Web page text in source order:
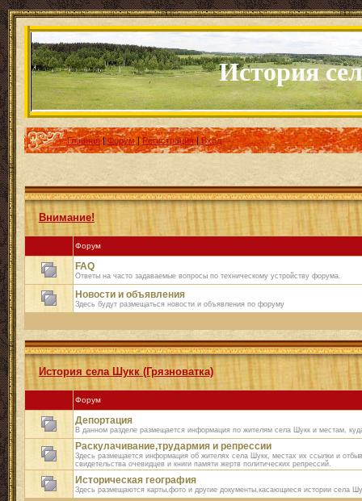
История села
Главная|Форум|Регистрация|Вход
Внимание!
Форум
FAQ
Ответы на часто задаваемые вопросы по техническому устройству форума.
Новости и объявления
Здесь будут размещаться новости и объявления по форуму
История села Шукк (Грязноватка)
Форум
Депортация
В данном разделе размещается информация по жителям села Шукк и местам,
Раскулачивание,трудармия и репрессии
Здесь размещается информация об жителях села Шукк, местах их ссылки и
свидетельства очевидцев и книги памяти жертв политических репрессий.
Историческая география
Здесь размещаются карты,фото и другие документы,касающиеся истории села